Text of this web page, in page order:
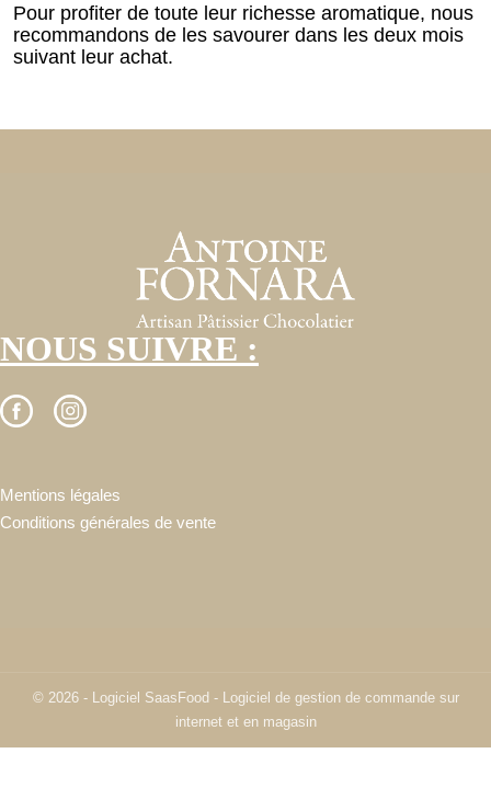
Pour profiter de toute leur richesse aromatique, nous
recommandons de les savourer dans les deux mois
suivant leur achat.
NOUS SUIVRE :
Mentions légales
Conditions générales de vente
© 2026 - Logiciel SaasFood - Logiciel de gestion de commande sur
internet et en magasin